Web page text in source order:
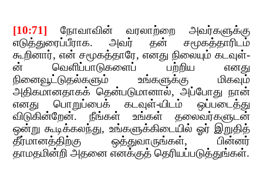
[10:71] ​​நோவாவின் வரலாற்றை அவர்களுக்கு
எடுத்துரைப்பீராக. அவர் தன் சமூகத்தாரிடம்
கூறினார்,​​என் சமூகத்தாரே,​​ எனது நிலையும் கடவுள்-
ன் வெளிப்பாடுகளைப் பற்றிய எனது
நினைவூட்டுதல்களும் உங்களுக்கு மிகவும்
அதிகமானதாகக் தென்படுமானால்,​​ அப்போது நான்
எனது பொறுப்பைக்​​ கடவுள்-யிடம் ஒப்படைத்து
விடுகின்றேன். நீங்கள் உங்கள் தலைவர்களுடன்
ஒன்று கூடிக்கலந்து,​​ உங்களுக்கிடையில் ஓர் இறுதித்
தீர்மானத்திற்கு ஒத்துவாருங்கள்,​​ பின்னர்
தாமதமின்றி அதனை எனக்குத் தெரியப்படுத்துங்கள்.